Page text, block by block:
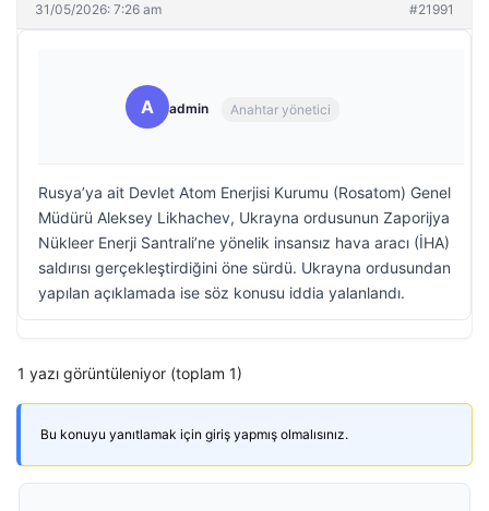
31/05/2026: 7:26 am #21991
A admin Anahtar yönetici
Rusya’ya ait Devlet Atom Enerjisi Kurumu (Rosatom) Genel
Müdürü Aleksey Likhachev, Ukrayna ordusunun Zaporijya
Nükleer Enerji Santrali’ne yönelik insansız hava aracı (İHA)
saldırısı gerçekleştirdiğini öne sürdü. Ukrayna ordusundan
yapılan açıklamada ise söz konusu iddia yalanlandı.
1 yazı görüntüleniyor (toplam 1)
Bu konuyu yanıtlamak için giriş yapmış olmalısınız.